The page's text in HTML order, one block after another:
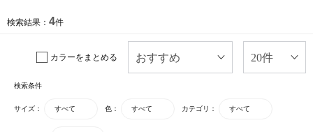
検索結果： 4件
カラーをまとめる
検索条件
サイズ： すべて 色： すべて カテゴリ： すべて